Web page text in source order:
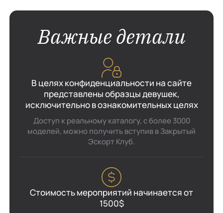
Важные детали
В целях конфиденциальности на сайте
представлены образцы девушек,
исключительно в ознакомительных целях
Доступ к реальному каталогу, с более 3000
моделей, можно получить вступив в Закрытый
Эскорт Клуб.
Стоимость мероприятий начинается от
1500$